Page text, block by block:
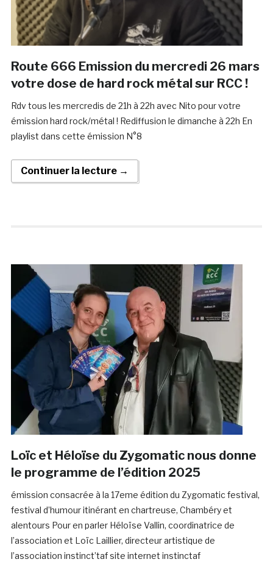
Route 666 Emission du mercredi 26 mars
votre dose de hard rock métal sur RCC !
Rdv tous les mercredis de 21h à 22h avec Nito pour votre
émission hard rock/métal ! Rediffusion le dimanche à 22h En
playlist dans cette émission N°8
Continuer la lecture →
Loïc et Héloïse du Zygomatic nous donne
le programme de l’édition 2025
émission consacrée à la 17eme édition du Zygomatic festival,
festival d’humour itinérant en chartreuse, Chambéry et
alentours Pour en parler Héloïse Vallin, coordinatrice de
l’association et Loïc Laillier, directeur artistique de
l’association instinct’taf site internet instinctaf